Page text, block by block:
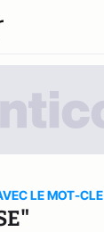
LE MOT-CLE